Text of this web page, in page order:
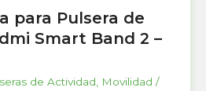
para Pulsera de
Smart Band 2 –
de Actividad
Movilidad /